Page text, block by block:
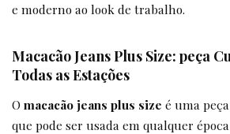
e moderno ao look de trabalho.
Macacão Jeans Plus Size: peça
Todas as Estações
Omacacão jeans plus size é uma
que pode ser usada em qualquer